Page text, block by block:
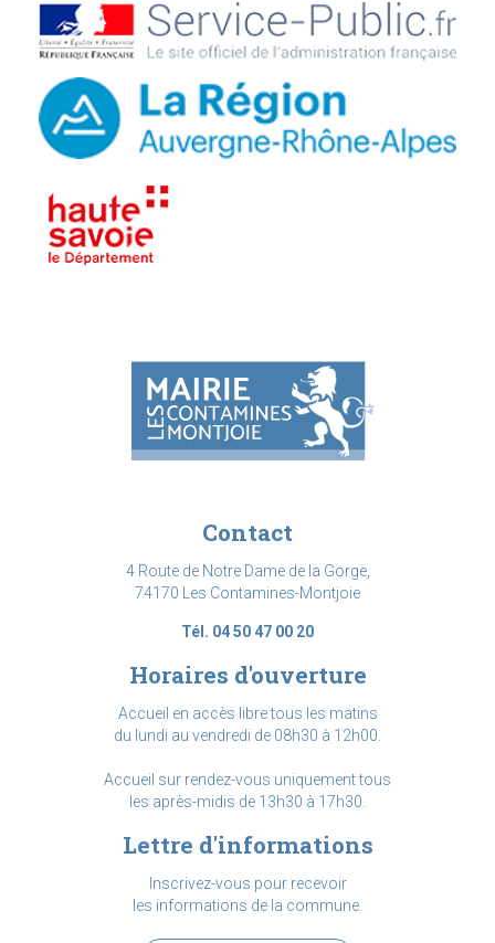
Contact
4 Route de Notre Dame de la Gorge,
74170 Les Contamines-Montjoie
Tél. 04 50 47 00 20
Horaires d'ouverture
Accueil en accès libre tous les matins
du lundi au vendredi de 08h30 à 12h00.
Accueil sur rendez-vous uniquement tous
les après-midis de 13h30 à 17h30.
Lettre d'informations
Inscrivez-vous pour recevoir
les informations de la commune.